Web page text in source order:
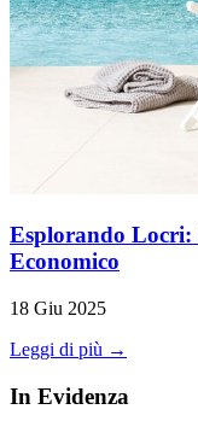
Esplorando
Economico
18 Giu 2025
Leggi di più →
In Evidenza